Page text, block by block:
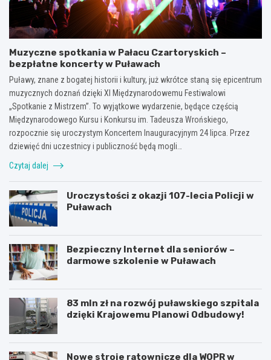
Muzyczne spotkania w Pałacu Czartoryskich –
bezpłatne koncerty w Puławach
Puławy, znane z bogatej historii i kultury, już wkrótce staną się epicentrum
muzycznych doznań dzięki XI Międzynarodowemu Festiwalowi
„Spotkanie z Mistrzem”. To wyjątkowe wydarzenie, będące częścią
Międzynarodowego Kursu i Konkursu im. Tadeusza Wrońskiego,
rozpocznie się uroczystym Koncertem Inauguracyjnym 24 lipca. Przez
dziewięć dni uczestnicy i publiczność będą mogli…
Czytaj dalej
Uroczystości z okazji 107-lecia Policji w
Puławach
Bezpieczny Internet dla seniorów –
darmowe szkolenie w Puławach
83 mln zł na rozwój puławskiego szpitala
dzięki Krajowemu Planowi Odbudowy!
Nowe stroje ratownicze dla WOPR w